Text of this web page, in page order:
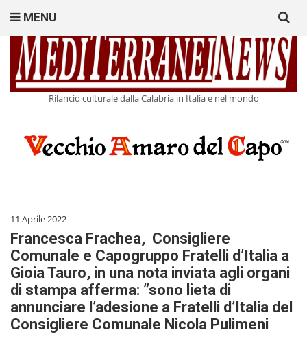
Rilancio culturale dalla Calabria in Italia e nel mondo
MENU
for:
11 Aprile 2022
Francesca Frachea, Consigliere
Comunale e Capogruppo Fratelli d’Italia a
Gioia Tauro, in una nota inviata agli organi
di stampa afferma: ”sono lieta di
annunciare l’adesione a Fratelli d’Italia del
Consigliere Comunale Nicola Pulimeni